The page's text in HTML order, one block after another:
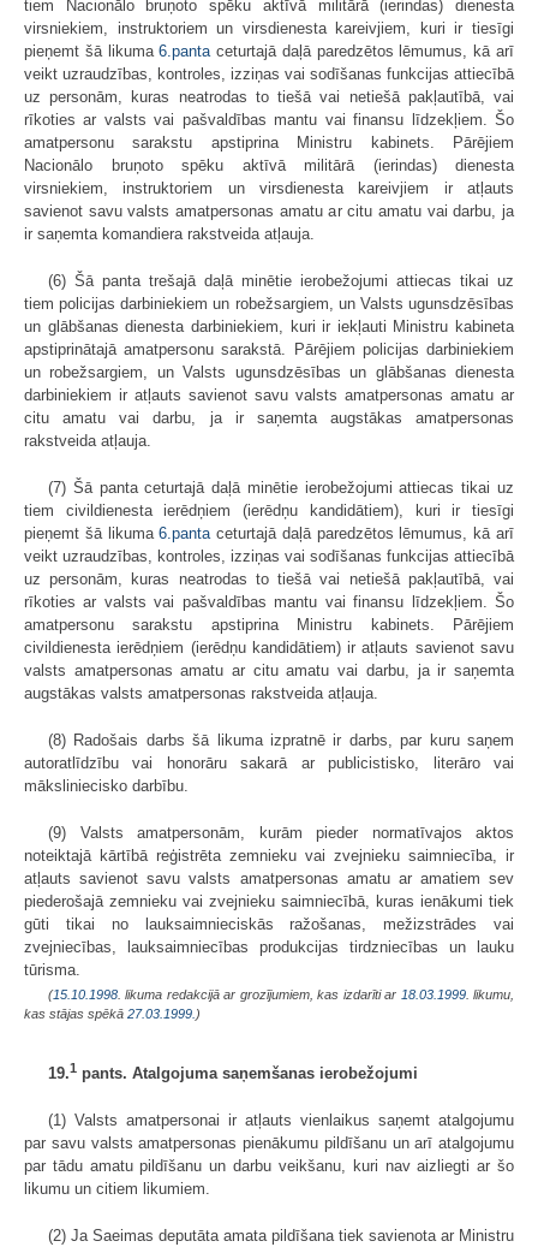
tiem Nacionālo bruņoto spēku aktīvā militārā (ierindas) dienesta
virsniekiem, instruktoriem un virsdienesta kareivjiem, kuri ir tiesīgi
pieņemt šā likuma6.panta ceturtajā daļā paredzētos lēmumus, kā arī
veikt uzraudzības, kontroles, izziņas vai sodīšanas funkcijas attiecībā
uz personām, kuras neatrodas to tiešā vai netiešā pakļautībā, vai
rīkoties ar valsts vai pašvaldības mantu vai finansu līdzekļiem. Šo
amatpersonu sarakstu apstiprina Ministru kabinets. Pārējiem
Nacionālo bruņoto spēku aktīvā militārā (ierindas) dienesta
virsniekiem, instruktoriem un virsdienesta kareivjiem ir atļauts
savienot savu valsts amatpersonas amatu ar citu amatu vai darbu, ja
ir saņemta komandiera rakstveida atļauja.
(6) Šā panta trešajā daļā minētie ierobežojumi attiecas tikai uz
tiem policijas darbiniekiem un robežsargiem, un Valsts ugunsdzēsības
un glābšanas dienesta darbiniekiem, kuri ir iekļauti Ministru kabineta
apstiprinātajā amatpersonu sarakstā. Pārējiem policijas darbiniekiem
un robežsargiem, un Valsts ugunsdzēsības un glābšanas dienesta
darbiniekiem ir atļauts savienot savu valsts amatpersonas amatu ar
citu amatu vai darbu, ja ir saņemta augstākas amatpersonas
rakstveida atļauja.
(7) Šā panta ceturtajā daļā minētie ierobežojumi attiecas tikai uz
tiem civildienesta ierēdņiem (ierēdņu kandidātiem), kuri ir tiesīgi
pieņemt šā likuma6.panta ceturtajā daļā paredzētos lēmumus, kā arī
veikt uzraudzības, kontroles, izziņas vai sodīšanas funkcijas attiecībā
uz personām, kuras neatrodas to tiešā vai netiešā pakļautībā, vai
rīkoties ar valsts vai pašvaldības mantu vai finansu līdzekļiem. Šo
amatpersonu sarakstu apstiprina Ministru kabinets. Pārējiem
civildienesta ierēdņiem (ierēdņu kandidātiem) ir atļauts savienot savu
valsts amatpersonas amatu ar citu amatu vai darbu, ja ir saņemta
augstākas valsts amatpersonas rakstveida atļauja.
(8) Radošais darbs šā likuma izpratnē ir darbs, par kuru saņem
autoratlīdzību vai honorāru sakarā ar publicistisko, literāro vai
māksliniecisko darbību.
(9) Valsts amatpersonām, kurām pieder normatīvajos aktos
noteiktajā kārtībā reģistrēta zemnieku vai zvejnieku saimniecība, ir
atļauts savienot savu valsts amatpersonas amatu ar amatiem sev
piederošajā zemnieku vai zvejnieku saimniecībā, kuras ienākumi tiek
gūti tikai no lauksaimnieciskās ražošanas, mežizstrādes vai
zvejniecības, lauksaimniecības produkcijas tirdzniecības un lauku
tūrisma.
(15.10.1998 . likuma redakcijā ar grozījumiem, kas izdarīti ar 18.03.1999. likumu,
kas stājas spēkā 27.03.1999. )
19.1 pants. Atalgojuma saņemšanas ierobežojumi
(1) Valsts amatpersonai ir atļauts vienlaikus saņemt atalgojumu
par savu valsts amatpersonas pienākumu pildīšanu un arī atalgojumu
par tādu amatu pildīšanu un darbu veikšanu, kuri nav aizliegti ar šo
likumu un citiem likumiem.
(2) Ja Saeimas deputāta amata pildīšana tiek savienota ar Ministru